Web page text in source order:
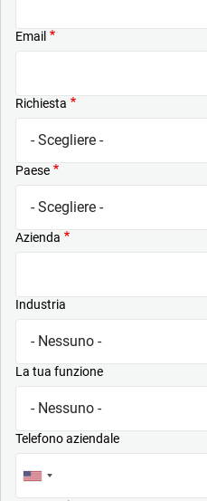
Email
Richiesta
Paese
Azienda
Industria
La tua funzione
Telefono aziendale